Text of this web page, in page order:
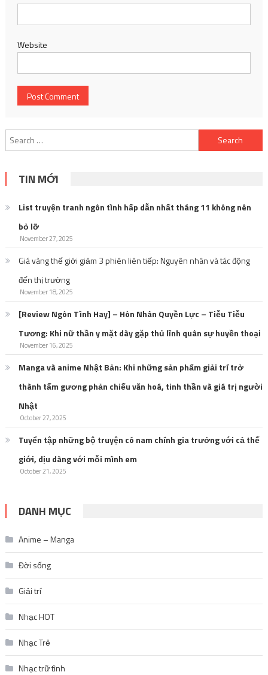
Website
Search
for:
TIN MỚI
List truyện tranh ngôn tình hấp dẫn nhất tháng 11 không nên
bỏ lỡ
November 27, 2025
Giá vàng thế giới giảm 3 phiên liên tiếp: Nguyên nhân và tác động
đến thị trường
November 18, 2025
[Review Ngôn Tình Hay] – Hôn Nhân Quyền Lực – Tiễu Tiễu
Tương: Khi nữ thần y mặt dày gặp thủ lĩnh quân sự huyền thoại
November 16, 2025
Manga và anime Nhật Bản: Khi những sản phẩm giải trí trở
thành tấm gương phản chiếu văn hoá, tinh thần và giá trị người
Nhật
October 27, 2025
Tuyển tập những bộ truyện có nam chính gia trưởng với cả thế
giới, dịu dàng với mỗi mình em
October 21, 2025
DANH MỤC
Anime – Manga
Đời sống
Giải trí
Nhạc HOT
Nhạc Trẻ
Nhạc trữ tình